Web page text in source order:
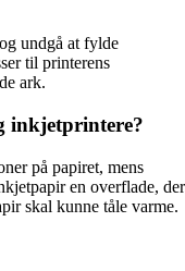
undgå at fylde
til printerens
ark.
inkjetprintere?
på papiret, mens
en overflade, der
skal kunne tåle varme.